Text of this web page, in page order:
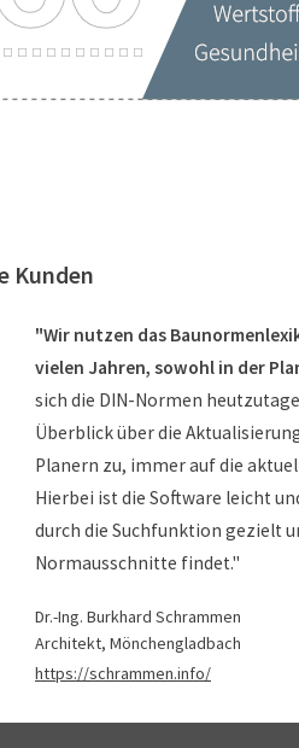
Kunden
"Wir nutzen das
vielen Jahren, sowohl in der
sich die DIN-Normen
Überblick über die
Planern zu, immer auf die
Hierbei ist die Software leicht
durch die Suchfunktion gezielt
Normausschnitte findet."
Dr.-Ing. Burkhard Schrammen
Architekt, Mönchengladbach
https://schrammen.info/